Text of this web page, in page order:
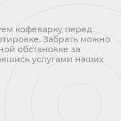
кофеварку перед
Забрать можно
обстановке за
услугами наших